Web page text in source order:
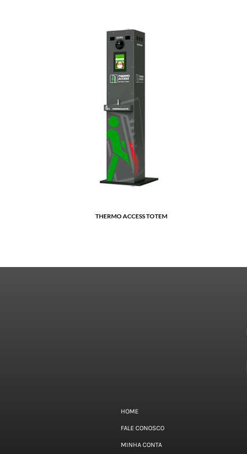
THERMO ACCESS TOTEM
HOME
FALE CONOSCO
MINHA CONTA